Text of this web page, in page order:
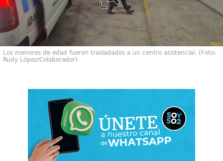
Los menores de edad fueron trasladados a un centro asistencial. (Foto:
Rudy López/Colaborador)